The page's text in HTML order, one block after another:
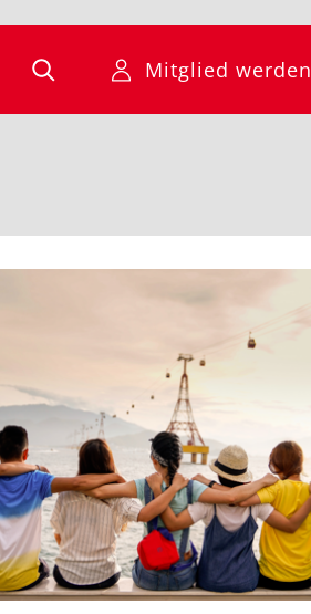
Mitglied werden